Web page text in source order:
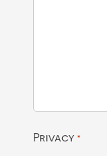
Privacy *